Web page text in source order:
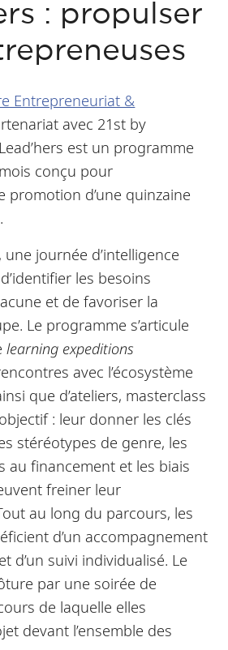
: propulser
Entrepreneuriat &
avec 21st by
est un programme
conçu pour
promotion d’une quinzaine
journée d’intelligence
les besoins
et de favoriser la
Le programme s’articule
learning expeditions
avec l’écosystème
que d’ateliers, masterclass
: leur donner les clés
stéréotypes de genre, les
au financement et les biais
freiner leur
au long du parcours, les
d’un accompagnement
d’un suivi individualisé. Le
par une soirée de
de laquelle elles
devant l’ensemble des